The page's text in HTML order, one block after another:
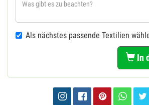
Als nächstes passende Textilien
In